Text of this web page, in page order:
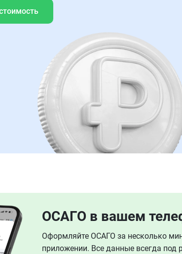
ОСАГО в вашем
Оформляйте ОСАГО за несколько
приложении. Все данные всегда под